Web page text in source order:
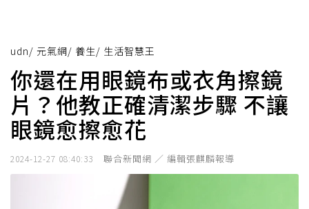
udn/ 元氣網/ 養生/ 生活智慧王
你還在用眼鏡布或衣角擦鏡
片？他教正確清潔步驟 不讓
眼鏡愈擦愈花
2024-12-27 08:40:33 聯合新聞網 ／ 編輯張麒麟報導